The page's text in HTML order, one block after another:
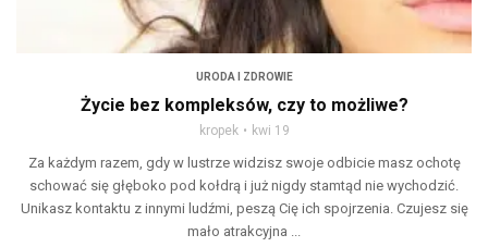
URODA I ZDROWIE
Życie bez kompleksów, czy to możliwe?
kropek kwi 19
Za każdym razem, gdy w lustrze widzisz swoje odbicie masz ochotę
schować się głęboko pod kołdrą i już nigdy stamtąd nie wychodzić.
Unikasz kontaktu z innymi ludźmi, peszą Cię ich spojrzenia. Czujesz się
mało atrakcyjna ...